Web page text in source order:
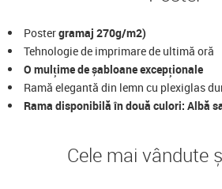
Postergramaj 270g/m2)
Tehnologie de imprimare de ultimă oră
O mulțime de șabloane excepționale
Ramă elegantă din lemn cu plexiglas
Rama disponibilă în două culori: Albă
Cele mai vândute